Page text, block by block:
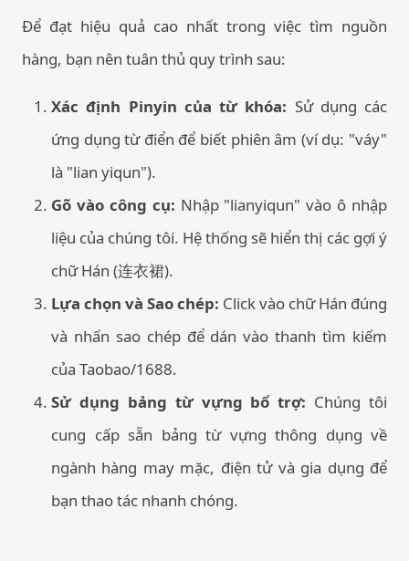
Để đạt hiệu quả cao nhất trong việc tìm nguồn
hàng, bạn nên tuân thủ quy trình sau:
Xác định Pinyin của từ khóa: Sử dụng các
ứng dụng từ điển để biết phiên âm (ví dụ: "váy"
là "lian yiqun").
Gõ vào công cụ: Nhập "lianyiqun" vào ô nhập
liệu của chúng tôi. Hệ thống sẽ hiển thị các gợi ý
chữ Hán (连衣裙).
Lựa chọn và Sao chép: Click vào chữ Hán đúng
và nhấn sao chép để dán vào thanh tìm kiếm
của Taobao/1688.
Sử dụng bảng từ vựng bổ trợ: Chúng tôi
cung cấp sẵn bảng từ vựng thông dụng về
ngành hàng may mặc, điện tử và gia dụng để
bạn thao tác nhanh chóng.